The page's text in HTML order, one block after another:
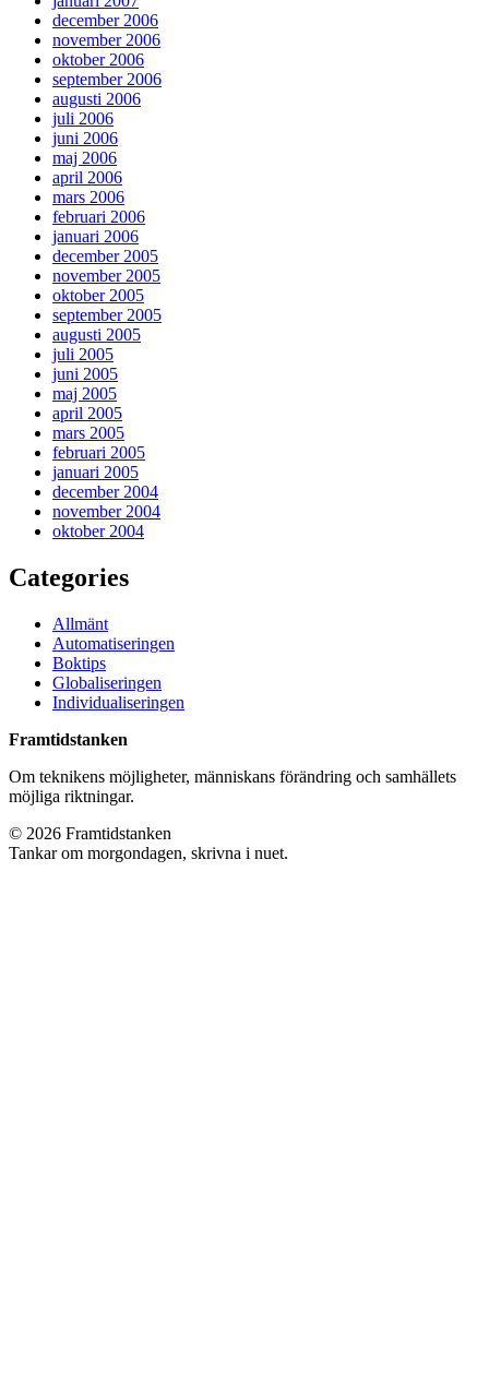
december 2006
november 2006
oktober 2006
september 2006
augusti 2006
juli 2006
juni 2006
maj 2006
april 2006
mars 2006
februari 2006
januari 2006
december 2005
november 2005
oktober 2005
september 2005
augusti 2005
juli 2005
juni 2005
maj 2005
april 2005
mars 2005
februari 2005
januari 2005
december 2004
november 2004
oktober 2004
Categories
Allmänt
Automatiseringen
Boktips
Globaliseringen
Individualiseringen
Framtidstanken
Om teknikens möjligheter, människans förändring och samhällets
möjliga riktningar.
© 2026 Framtidstanken
Tankar om morgondagen, skrivna i nuet.